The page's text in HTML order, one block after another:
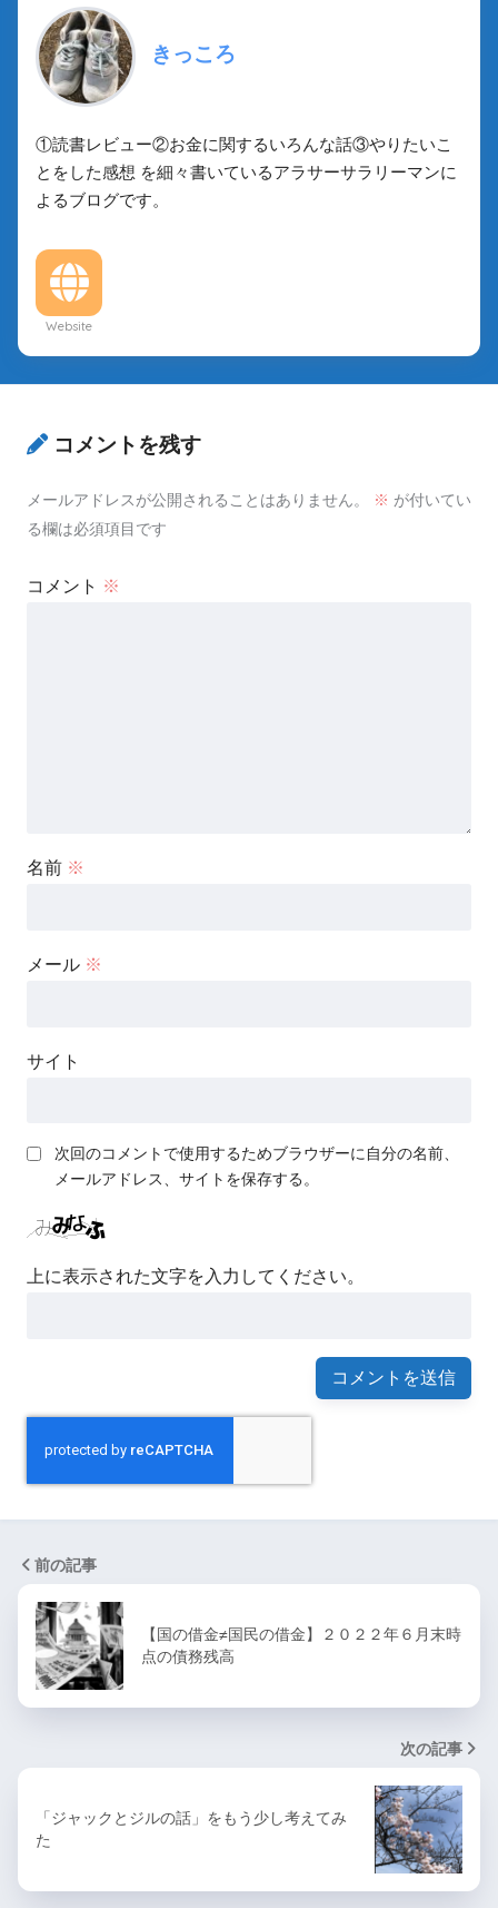
きっころ
①読書レビュー②お金に関するいろんな話③やりたいこ
とをした感想 を細々書いているアラサーサラリーマンに
よるブログです。
Website
コメントを残す
メールアドレスが公開されることはありません。 ※ が付いてい
る欄は必須項目です
コメント ※
名前 ※
メール ※
サイト
次回のコメントで使用するためブラウザーに自分の名前、
メールアドレス、サイトを保存する。
上に表示された文字を入力してください。
前の記事
【国の借金≠国民の借金】２０２２年６月末時
点の債務残高
次の記事
「ジャックとジルの話」をもう少し考えてみ
た